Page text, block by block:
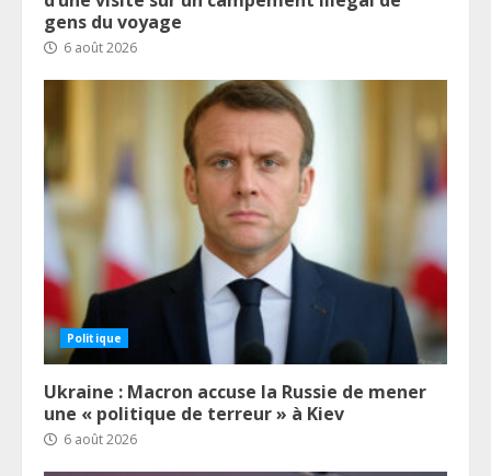
gens du voyage
6 août 2026
Politique
Ukraine : Macron accuse la Russie de mener
une « politique de terreur » à Kiev
6 août 2026